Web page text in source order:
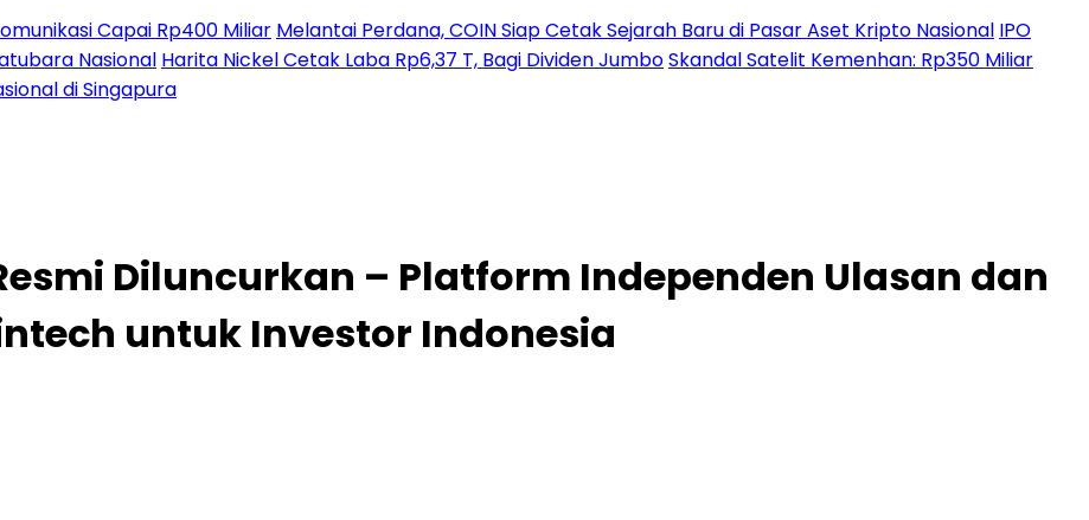
Capai Rp400 Miliar Melantai Perdana, COIN Siap Cetak Sejarah Baru di Pasar Aset Kripto Nasional IPO
Nasional Harita Nickel Cetak Laba Rp6,37 T, Bagi Dividen JumboSkandal Satelit Kemenhan: Rp350 Miliar
di Singapura
Diluncurkan – Platform Independen Ulasan dan
untuk Investor Indonesia